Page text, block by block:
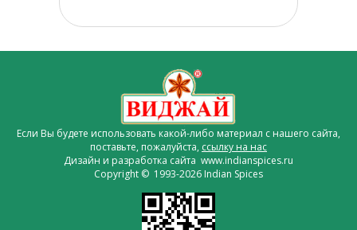
Если Вы будете использовать какой-либо материал с нашего сайта,
поставьте, пожалуйста, ссылку на нас
Дизайн и разработка сайта www.indianspices.ru
Copyright © 1993-2026 Indian Spices